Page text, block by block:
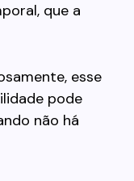
que a
esse
pode
não há